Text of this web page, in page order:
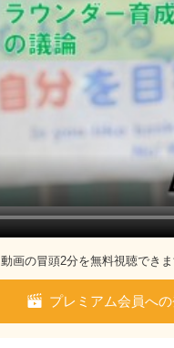
動画の冒頭2分を無料視聴できま
プレミアム会員へ